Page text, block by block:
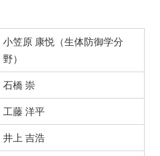
小笠原 康悦（生体防御学分
野）
石橋 崇
工藤 洋平
井上 吉浩